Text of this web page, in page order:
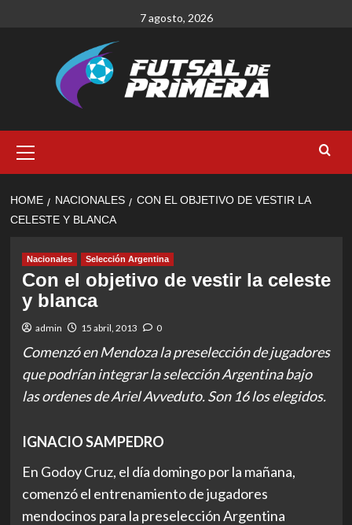
7 agosto, 2026
Menu
HOME NACIONALES
CON EL OBJETIVO DE VESTIR LA
CELESTE Y BLANCA
Nacionales Selección Argentina
Con el objetivo de vestir la celeste
y blanca
admin 15 abril, 2013 0
Comenzó en Mendoza la preselección de jugadores
que podrían integrar la selección Argentina bajo
las ordenes de Ariel Avveduto. Son 16 los elegidos.
IGNACIO SAMPEDRO
En Godoy Cruz, el día domingo por la mañana,
comenzó el entrenamiento de jugadores
mendocinos para la preselección Argentina